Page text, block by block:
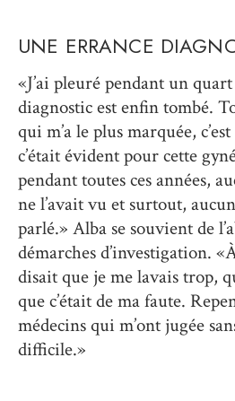
UNE ERRANCE
«J’ai pleuré pendant un
diagnostic est enfin tombé.
qui m’a le plus marquée,
c’était évident pour cette
pendant toutes ces années,
ne l’avait vu et surtout,
parlé.» Alba se souvient de
démarches d’investigation.
disait que je me lavais trop,
que c’était de ma faute.
médecins qui m’ont jugée
difficile.»